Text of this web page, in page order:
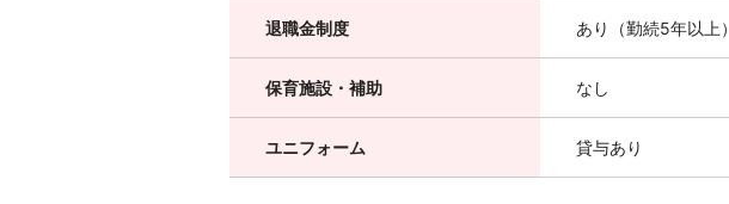
退職金制度 あり（勤続5年以上）
保育施設・補助 なし
ユニフォーム 貸与あり